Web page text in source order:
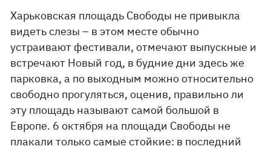
Харьковская площадь Свободы не привыкла
видеть слезы – в этом месте обычно
устраивают фестивали, отмечают выпускные и
встречают Новый год, в будние дни здесь же
парковка, а по выходным можно относительно
свободно прогуляться, оценив, правильно ли
эту площадь называют самой большой в
Европе. 6 октября на площади Свободы не
плакали только самые стойкие: в последний